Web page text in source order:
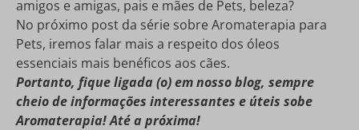
amigos e amigas, pais e mães de Pets, beleza?
No próximo post da série sobre Aromaterapia para
Pets, iremos falar mais a respeito dos óleos
essenciais mais benéficos aos cães.
Portanto, fique ligada (o) em nosso blog, sempre
cheio de informações interessantes e úteis sobe
Aromaterapia! Até a próxima!